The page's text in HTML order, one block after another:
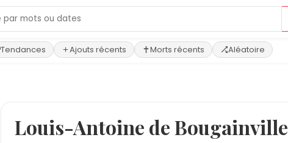
Tendances Ajouts récents Morts récents Aléatoire
Louis-Antoine de Bougainville